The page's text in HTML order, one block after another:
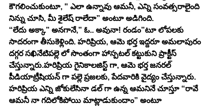
కౌగలించుకుంటూ, " ఎలా ఉన్నావు ఆమనీ, ఎన్ని సంవత్సరాలైంది
నిన్ను చూసి, మీ శైలేష్ రాలేదా” అంటూ అడిగింది.
“లేదు అక్కా” అనగానే,” ఓ.. అవునా! రండం”టూ లోపలకు
సాదరంగా తీసుకెళ్లింది. హరిప్రియ, ఆమె భర్త ఇద్దరూ అమలాపురం
దగ్గర సఖినేటిపల్లె లో సొంతంగా హాస్పటల్ కట్టుకుని ప్రాక్టీస్
చేస్తున్నారు.హరిప్రియ గైనికాలజిస్ట్ గా, ఆమె భర్త జనరల్
పీడియాట్రీషియన్ గా పల్లె ప్రజలకు, పేదవారికి వైద్యం చేస్తున్నారు.
హరిప్రియ ఎన్ని జోకులేసినా డల్ గా ఉన్న ఆమనినే చూస్తూ “రావే
ఆమనీ నా గదిలోకిపోయి మాట్లాడుకుందాం” అంటూ